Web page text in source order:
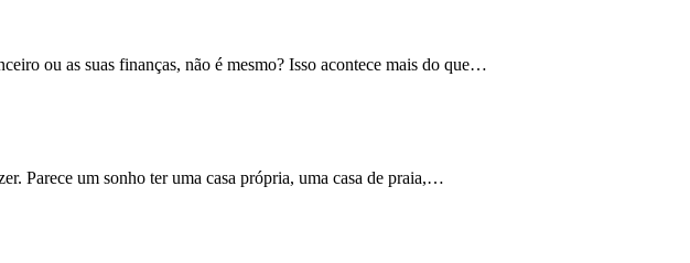
ou as suas finanças, não é mesmo? Isso acontece mais do que…
Parece um sonho ter uma casa própria, uma casa de praia,…